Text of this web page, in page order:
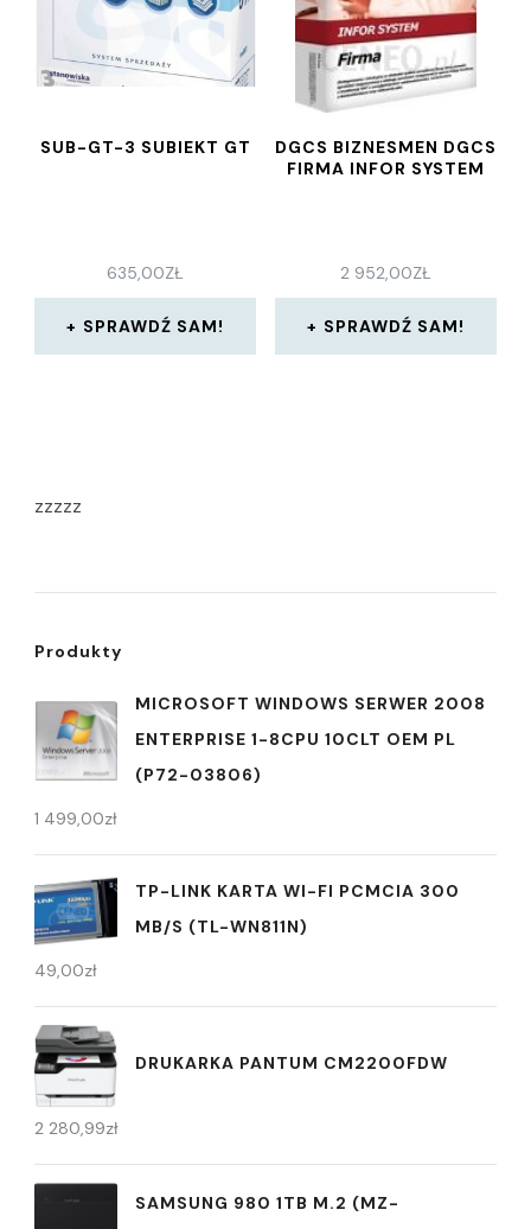
SUB-GT-3 SUBIEKT GT
635,00ZŁ
SPRAWDŹ SAM!
DGCS BIZNESMEN DGCS
FIRMA INFOR SYSTEM
2 952,00ZŁ
SPRAWDŹ SAM!
zzzzz
Produkty
MICROSOFT WINDOWS SERWER 2008
ENTERPRISE 1-8CPU 10CLT OEM PL
(P72-03806)
1 499,00zł
TP-LINK KARTA WI-FI PCMCIA 300
MB/S (TL-WN811N)
49,00zł
DRUKARKA PANTUM CM2200FDW
2 280,99zł
SAMSUNG 980 1TB M.2 (MZ-